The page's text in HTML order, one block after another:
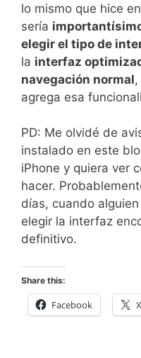
lo mismo que hice
sería
elegir el tipo de
la interfaz
navegación normal
agrega esa
PD: Me olvidé de
instalado en este
iPhone y quiera ver
hacer.
días, cuando
elegir la interfaz
definitivo.
Share this:
Facebook X